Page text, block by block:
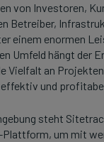
von Investoren,
Betreiber,
einem enormen
Umfeld hängt der
Vielfalt an
und
steht
um mit